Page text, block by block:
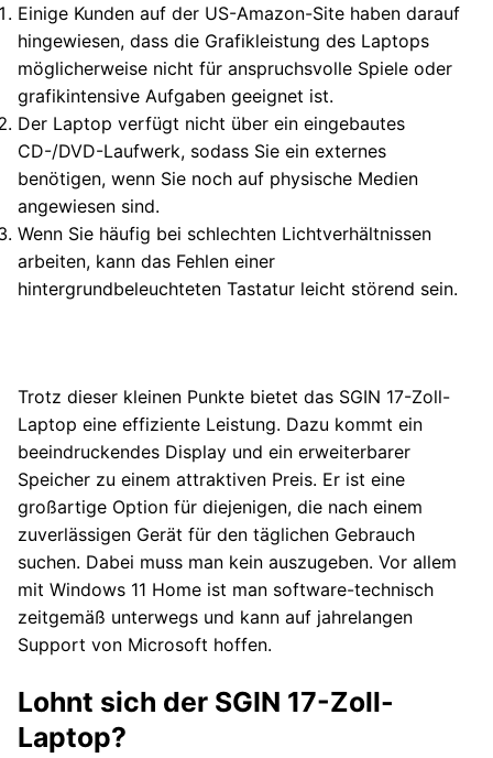
Einige Kunden auf der US-Amazon-Site haben darauf
hingewiesen, dass die Grafikleistung des Laptops
möglicherweise nicht für anspruchsvolle Spiele oder
grafikintensive Aufgaben geeignet ist.
Der Laptop verfügt nicht über ein eingebautes
CD-/DVD-Laufwerk, sodass Sie ein externes
benötigen, wenn Sie noch auf physische Medien
angewiesen sind.
Wenn Sie häufig bei schlechten Lichtverhältnissen
arbeiten, kann das Fehlen einer
hintergrundbeleuchteten Tastatur leicht störend sein.
Trotz dieser kleinen Punkte bietet das SGIN 17-Zoll-
Laptop eine effiziente Leistung. Dazu kommt ein
beeindruckendes Display und ein erweiterbarer
Speicher zu einem attraktiven Preis. Er ist eine
großartige Option für diejenigen, die nach einem
zuverlässigen Gerät für den täglichen Gebrauch
suchen. Dabei muss man kein auszugeben. Vor allem
mit Windows 11 Home ist man software-technisch
zeitgemäß unterwegs und kann auf jahrelangen
Support von Microsoft hoffen.
Lohnt sich der SGIN 17-Zoll-
Laptop?